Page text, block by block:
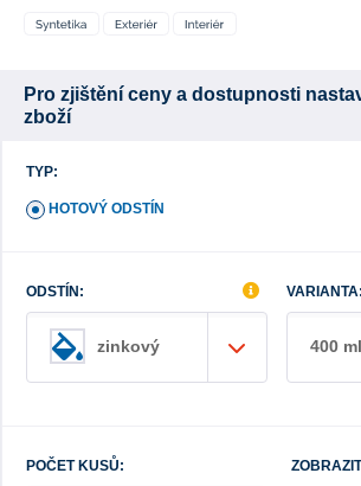
Pro zjištění ceny a dostupnosti
zboží
TYP:
HOTOVÝ ODSTÍN
ODSTÍN:
zinkový
VARIANTA:
400 ml
POČET KUSŮ: